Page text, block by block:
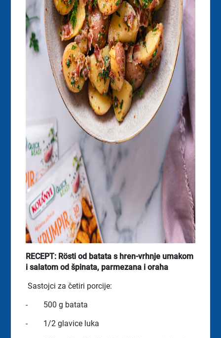
RECEPT: Rösti od batata s hren-vrhnje umakom
i salatom od špinata, parmezana i oraha
Sastojci za četiri porcije:
-
500 g batata
-
1/2 glavice luka